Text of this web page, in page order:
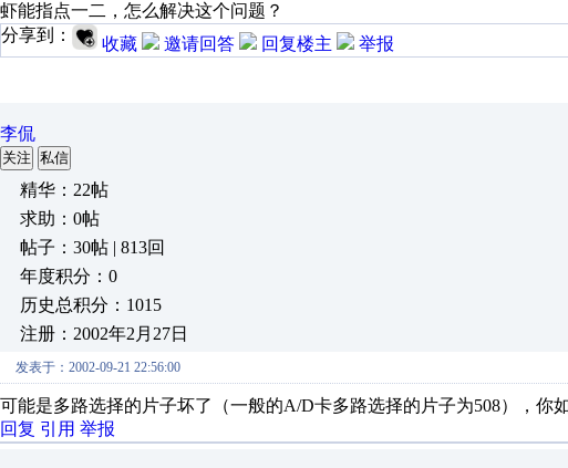
虾能指点一二，怎么解决这个问题？
分享到：
收藏 邀请回答 回复楼主 举报
李侃
关注 私信
精华：22帖
求助：0帖
帖子：30帖 | 813回
年度积分：0
历史总积分：1015
注册：2002年2月27日
发表于：2002-09-21 22:56:00
可能是多路选择的片子坏了（一般的A/D卡多路选择的片子为508），你
回复 引用 举报